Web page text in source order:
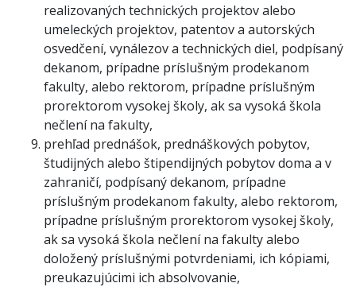
realizovaných technických projektov alebo
umeleckých projektov, patentov a autorských
osvedčení, vynálezov a technických diel, podpísaný
dekanom, prípadne príslušným prodekanom
fakulty, alebo rektorom, prípadne príslušným
prorektorom vysokej školy, ak sa vysoká škola
nečlení na fakulty,
prehľad prednášok, prednáškových pobytov,
študijných alebo štipendijných pobytov doma a v
zahraničí, podpísaný dekanom, prípadne
príslušným prodekanom fakulty, alebo rektorom,
prípadne príslušným prorektorom vysokej školy,
ak sa vysoká škola nečlení na fakulty alebo
doložený príslušnými potvrdeniami, ich kópiami,
preukazujúcimi ich absolvovanie,